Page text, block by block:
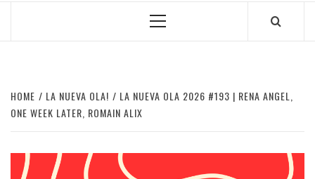
Primary
HOME LA NUEVA OLA!
LA NUEVA OLA 2026 #193 | RENA ANGEL,
ONE WEEK LATER, ROMAIN ALIX